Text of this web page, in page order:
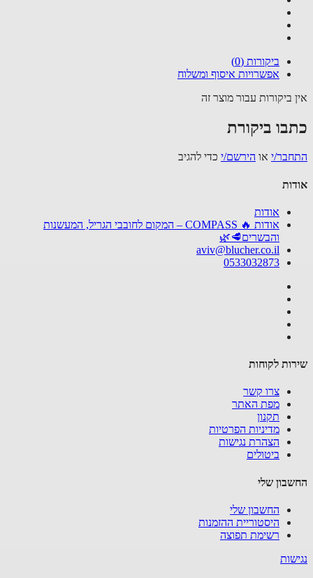
ביקורות (0)
אפשרויות איסוף ומשלוח
אין ביקורות עבור מוצר זה
כתבו ביקורת
התחבר/י או הירשם/י כדי להגיב
אודות
אודות
אודות 🔥 COMPASS – המקום לחובבי הגריל, המעשנות
והבשרים🥩🌿
aviv@blucher.co.il
0533032873
שירות לקוחות
צרו קשר
מפת האתר
תקנון
מדיניות הפרטיות
הצהרת נגישות
ביטולים
החשבון שלי
החשבון שלי
היסטוריית ההזמנות
רשימת תפוצה
נגישות